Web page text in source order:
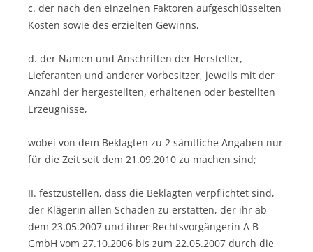
c. der nach den einzelnen Faktoren aufgeschlüsselten
Kosten sowie des erzielten Gewinns,
d. der Namen und Anschriften der Hersteller,
Lieferanten und anderer Vorbesitzer, jeweils mit der
Anzahl der hergestellten, erhaltenen oder bestellten
Erzeugnisse,
wobei von dem Beklagten zu 2 sämtliche Angaben nur
für die Zeit seit dem 21.09.2010 zu machen sind;
II. festzustellen, dass die Beklagten verpflichtet sind,
der Klägerin allen Schaden zu erstatten, der ihr ab
dem 23.05.2007 und ihrer Rechtsvorgängerin A B
GmbH vom 27.10.2006 bis zum 22.05.2007 durch die